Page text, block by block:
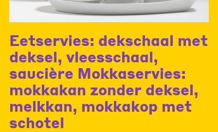
Eetservies: dekschaal met
deksel, vleesschaal,
saucière Mokkaservies:
mokkakan zonder deksel,
melkkan, mokkakop met
schotel